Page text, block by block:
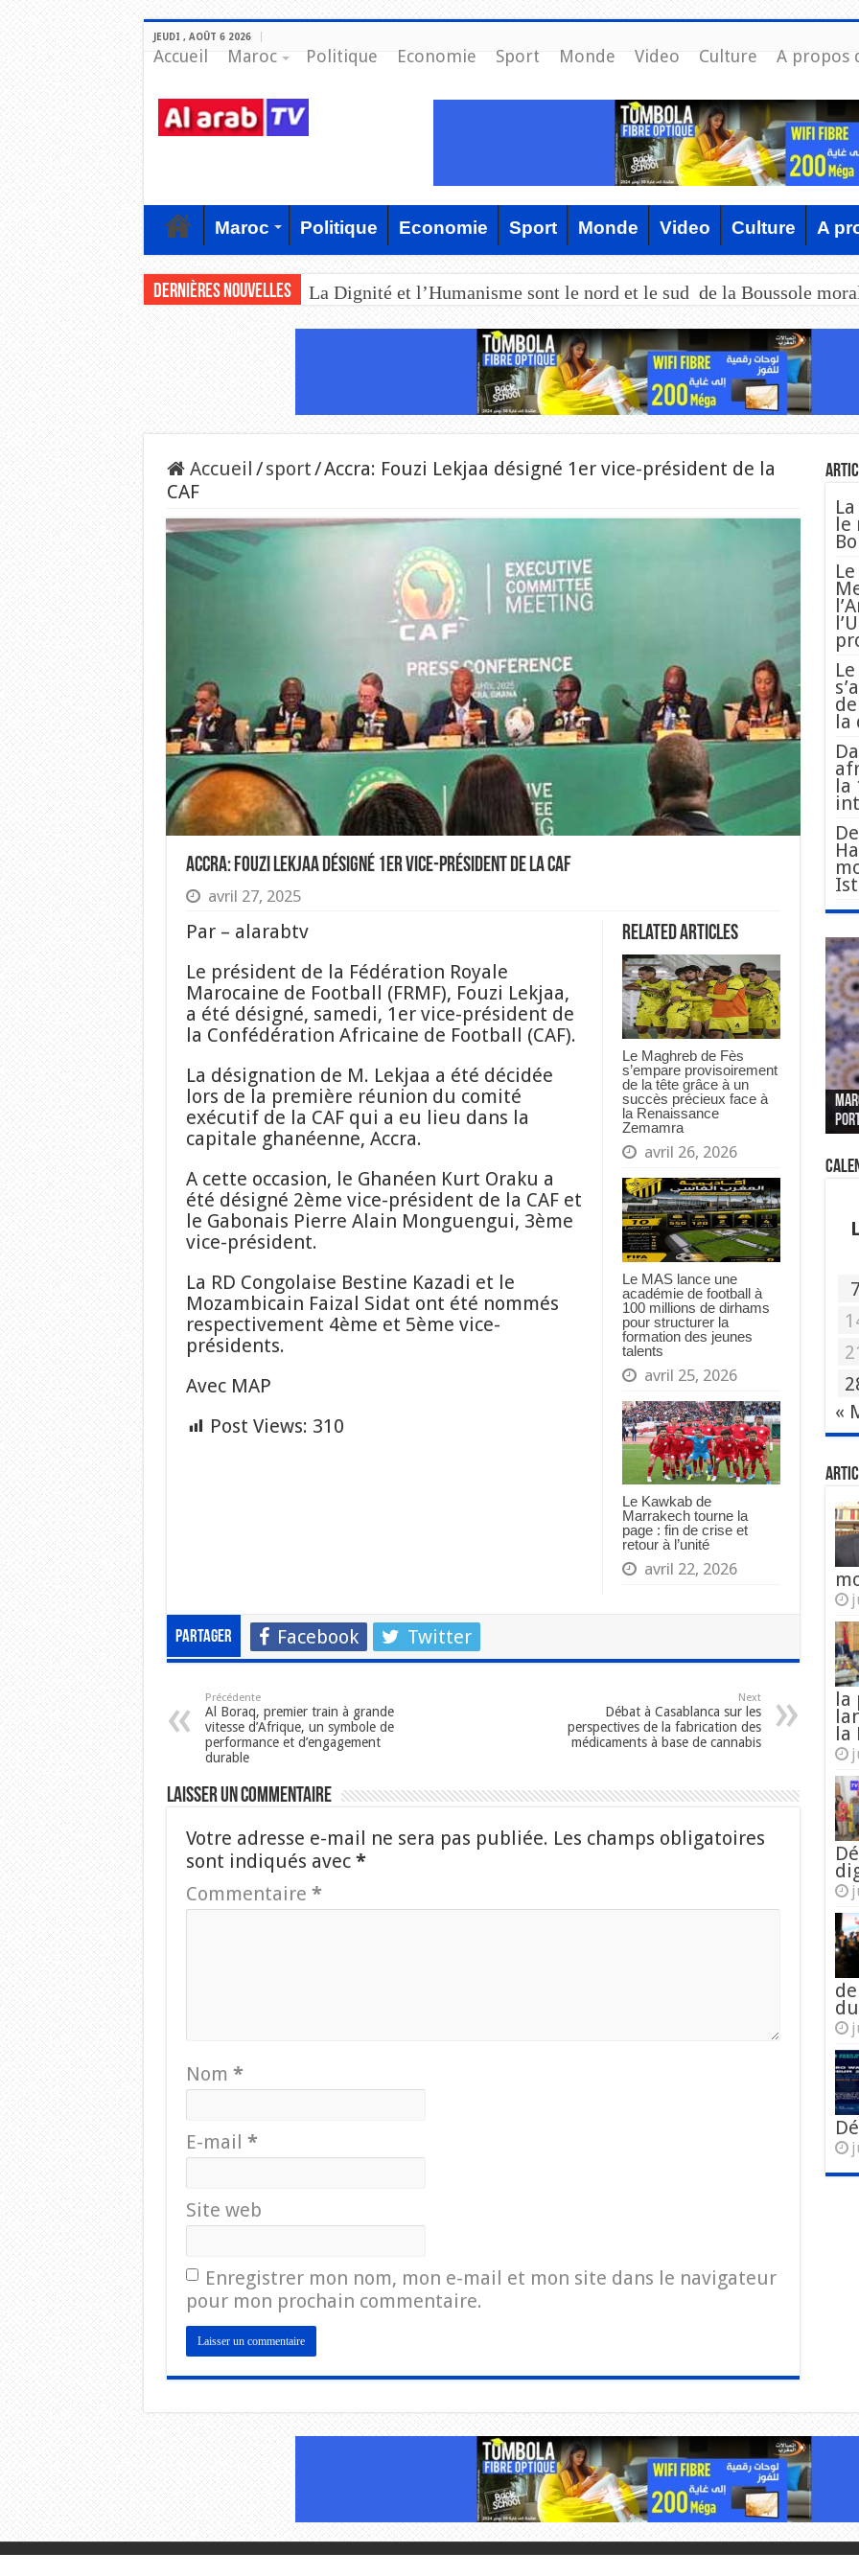
JEUDI , AOÛT 6 2026
Accueil Maroc Politique Economie Sport Monde Video Culture A propos
Maroc Politique Economie Sport Monde Video Culture A
Dernières nouvelles La Dignité et l’Humanisme sont le nord et le sud de la Boussole
Accueil /sport/Accra: Fouzi Lekjaa désigné 1er vice-président de la
CAF
Accra: Fouzi Lekjaa désigné 1er vice-président de la CAF
avril 27, 2025
Related Articles
Le Maghreb de Fès
s’empare provisoirement
de la tête grâce à un
succès précieux face à
la Renaissance
Zemamra
avril 26, 2026
Le MAS lance une
académie de football à
100 millions de dirhams
pour structurer la
formation des jeunes
talents
avril 25, 2026
Le Kawkab de
Marrakech tourne la
page : fin de crise et
retour à l’unité
avril 22, 2026
Par – alarabtv
Le président de la Fédération Royale
Marocaine de Football (FRMF), Fouzi Lekjaa,
a été désigné, samedi, 1er vice-président de
la Confédération Africaine de Football (CAF).
La désignation de M. Lekjaa a été décidée
lors de la première réunion du comité
exécutif de la CAF qui a eu lieu dans la
capitale ghanéenne, Accra.
A cette occasion, le Ghanéen Kurt Oraku a
été désigné 2ème vice-président de la CAF et
le Gabonais Pierre Alain Monguengui, 3ème
vice-président.
La RD Congolaise Bestine Kazadi et le
Mozambicain Faizal Sidat ont été nommés
respectivement 4ème et 5ème vice-
présidents.
Avec MAP
Post Views: 310
Partager Facebook Twitter
Précédente
Al Boraq, premier train à grande
vitesse d’Afrique, un symbole de
performance et d’engagement
durable
Next
Débat à Casablanca sur les
perspectives de la fabrication des
médicaments à base de cannabis
Laisser un commentaire
Votre adresse e-mail ne sera pas publiée. Les champs obligatoires
sont indiqués avec *
Commentaire *
Nom *
E-mail *
Site web
Enregistrer mon nom, mon e-mail et mon site dans le navigateur
pour mon prochain commentaire.
le
la
la
Le
des
«
L
7
«
la
la